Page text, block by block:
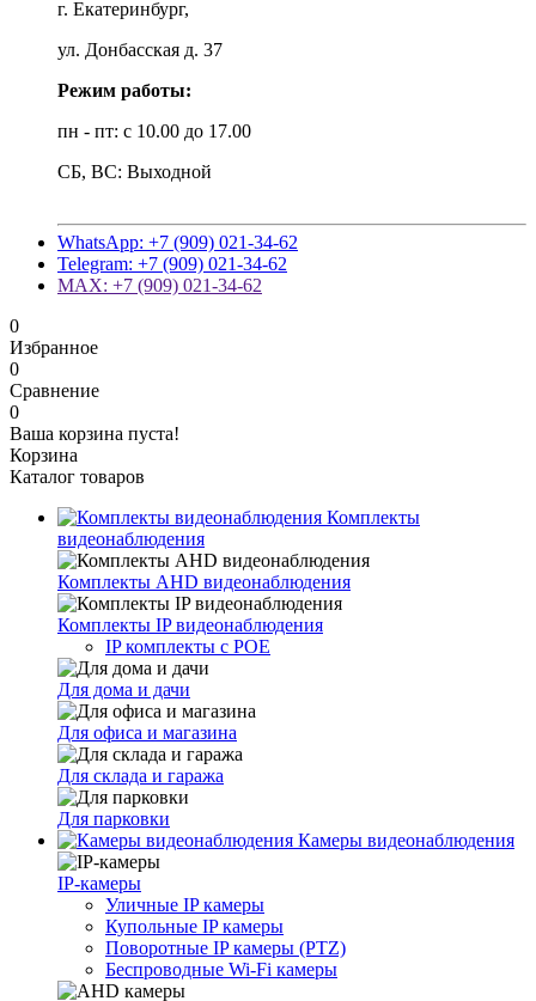
г. Екатеринбург,
ул. Донбасская д. 37
Режим работы:
пн - пт: с 10.00 до 17.00
СБ, ВС: Выходной
WhatsApp: +7 (909) 021-34-62
Telegram: +7 (909) 021-34-62
MAX: +7 (909) 021-34-62
0
Избранное
0
Сравнение
0
Ваша корзина пуста!
Корзина
Каталог товаров
Комплекты
видеонаблюдения
Комплекты AHD видеонаблюдения
Комплекты IP видеонаблюдения
IP комплекты с POE
Для дома и дачи
Для офиса и магазина
Для склада и гаража
Для парковки
Камеры видеонаблюдения
IP-камеры
Уличные IP камеры
Купольные IP камеры
Поворотные IP камеры (PTZ)
Беспроводные Wi-Fi камеры